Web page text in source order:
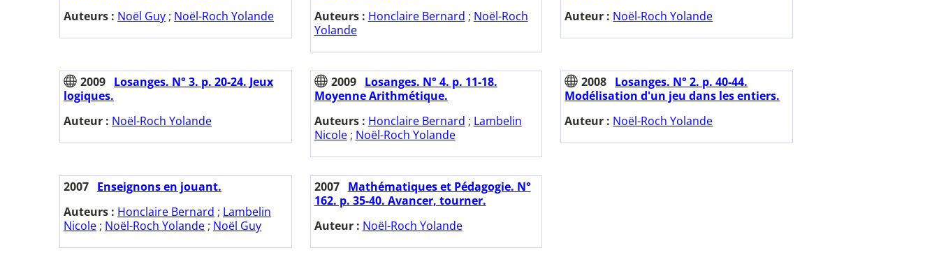
Auteurs : Noël Guy ; Noël-Roch Yolande
Auteurs : Honclaire Bernard ; Noël-Roch
Yolande
Auteur : Noël-Roch Yolande
2009 Losanges. N° 3. p. 20-24. Jeux
logiques.
Auteur : Noël-Roch Yolande
2009
Losanges. N° 4. p. 11-18.
Moyenne Arithmétique.
Auteurs : Honclaire Bernard ; Lambelin
Nicole; Noël-Roch Yolande
2008 Losanges. N° 2. p. 40-44.
Modélisation d'un jeu dans les entiers.
Auteur : Noël-Roch Yolande
2007 Enseignons en jouant.
Auteurs : Honclaire Bernard ; Lambelin
Nicole ; Noël-Roch Yolande ; Noël Guy
2007
Mathématiques et Pédagogie. N°
162. p. 35-40. Avancer, tourner.
Auteur : Noël-Roch Yolande